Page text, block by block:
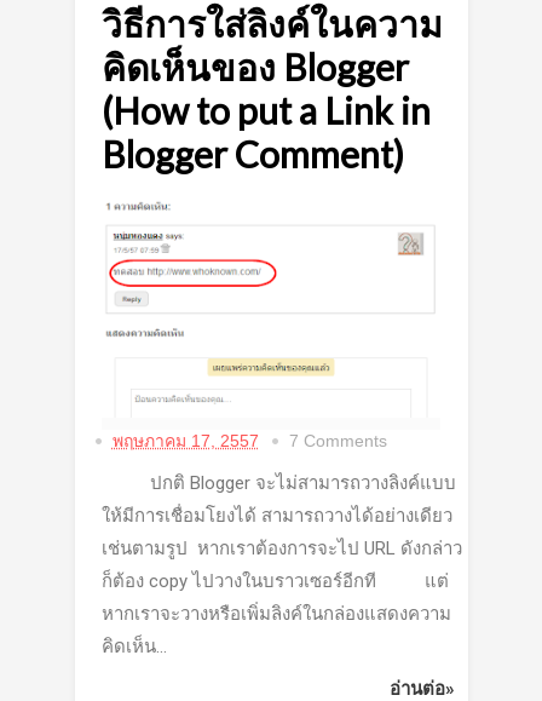
วิธีการใส่ลิงค์ในความ
คิดเห็นของ Blogger
(How to put a Link in
Blogger Comment)
พฤษภาคม 17, 2557 7 Comments
ปกติ Blogger จะไม่สามารถวางลิงค์แบบ
ให้มีการเชื่อมโยงได้ สามารถวางได้อย่างเดียว
เช่นตามรูป หากเราต้องการจะไป URL ดังกล่าว
ก็ต้อง copy ไปวางในบราวเซอร์อีกที แต่
หากเราจะวางหรือเพิ่มลิงค์ในกล่องแสดงความ
คิดเห็น...
อ่านต่อ»